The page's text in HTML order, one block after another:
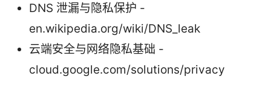
DNS 泄漏与隐私保护 -
en.wikipedia.org/wiki/DNS_leak
云端安全与网络隐私基础 -
cloud.google.com/solutions/privacy